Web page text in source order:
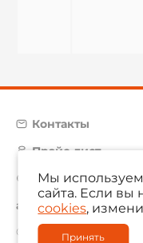
Контакты
Прайс-лист
Карта сайта
aam@aamsystems.ru
© 2004 — 2026 «AAM
Мы
сайта. Если вы
cookies,
Принять